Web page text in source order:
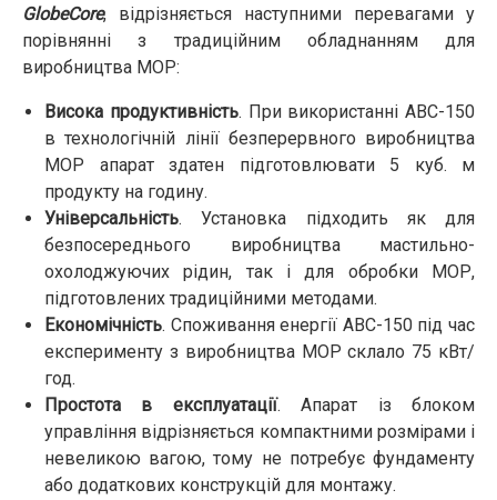
GlobeCore, відрізняється наступними перевагами у
порівнянні з традиційним обладнанням для
виробництва МОР:
Висока продуктивність. При використанні АВС-150
в технологічній лінії безперервного виробництва
МОР апарат здатен підготовлювати 5 куб. м
продукту на годину.
Універсальність. Установка підходить як для
безпосереднього виробництва мастильно-
охолоджуючих рідин, так і для обробки МОР,
підготовлених традиційними методами.
Економічність. Споживання енергії АВС-150 під час
експерименту з виробництва МОР склало 75 кВт/
год.
Простота в експлуатації. Апарат із блоком
управління відрізняється компактними розмірами і
невеликою вагою, тому не потребує фундаменту
або додаткових конструкцій для монтажу.